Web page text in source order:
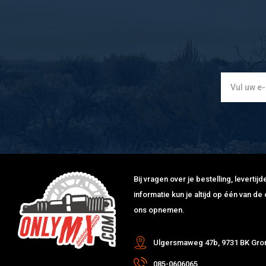
Bij vragen over je bestelling,
informatie kun je altijd op één van
ons opnemen.
Ulgersmaweg 47b, 9731 BK
085-0606065